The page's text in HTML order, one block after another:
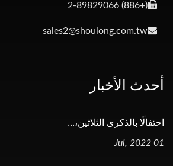
(+886) 2-89829066
sales2@shoulong.com.tw
أحدث الأخبار
احتفالًا بالذكرى الثلاثين،...
01 Jul, 2022